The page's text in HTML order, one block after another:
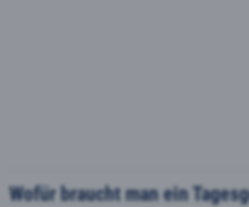
Wofür braucht man ein